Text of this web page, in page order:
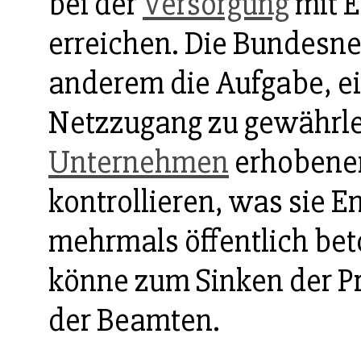
erreichen. Die
anderem die Aufgabe,
Netzzugang zu
Unternehmen
kontrollieren, was sie
mehrmals öffentlich
könne zum Sinken der
der Beamten.